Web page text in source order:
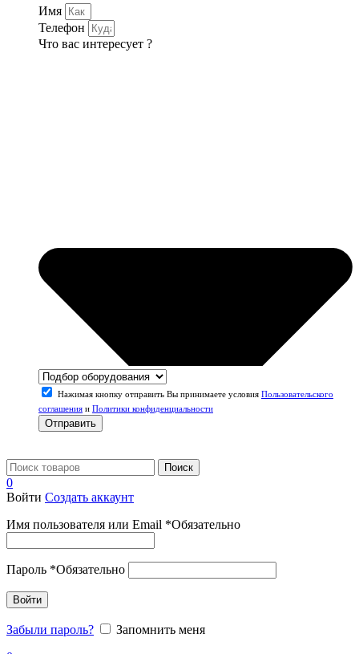
Имя
Телефон
Что вас интересует ?
Нажимая кнопку отправить Вы принимаете условия Пользовательского
соглашения и Политики конфиденциальности
Отправить
Поиск
0
Войти Создать аккаунт
Имя пользователя или Email *Обязательно
Пароль *Обязательно
Войти
Забыли пароль?
Запомнить меня